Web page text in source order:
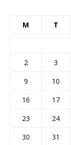
M T
2
3
9
10
16
17
23
24
30
31